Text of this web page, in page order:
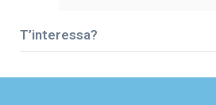
T’interessa?